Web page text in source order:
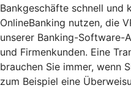
Bankgeschäfte schnell und
OnlineBanking nutzen, die
unserer Banking-Software-
und Firmenkunden. Eine
brauchen Sie immer, wenn
zum Beispiel eine